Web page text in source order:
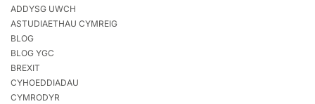
ADDYSG UWCH
ASTUDIAETHAU CYMREIG
BLOG
BLOG YGC
BREXIT
CYHOEDDIADAU
CYMRODYR